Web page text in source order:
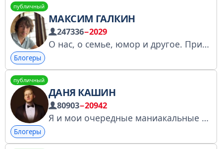
публичный
МАКСИМ ГАЛКИН
247336−2029
О нас, о семье, юмор и другое. Признан Минюстом России иноагентом
Блогеры
публичный
ДАНЯ КАШИН
80903−20942
Я и мои очередные маниакальные идеи Голос - https://t.me/boost/danya_kashin_offici
Блогеры